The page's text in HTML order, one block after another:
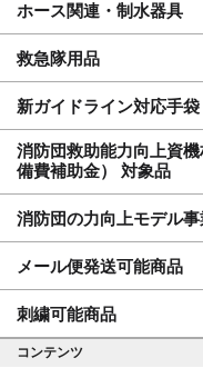
ホース関連・制水器具
救急隊用品
新ガイドライン対応手袋
消防団救助能力向上資
備費補助金） 対象品
消防団の力向上モデル
メール便発送可能商品
刺繍可能商品
コンテンツ